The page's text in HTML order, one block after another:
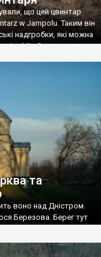
що цей цвинтар
w Jampolu. Таким він
надгробки, які можна
Загалом цвинтар
Перше враження про
цвинтаря виявилося
та
воно над Дністром.
Березова. Берег тут
більшості навколишніх